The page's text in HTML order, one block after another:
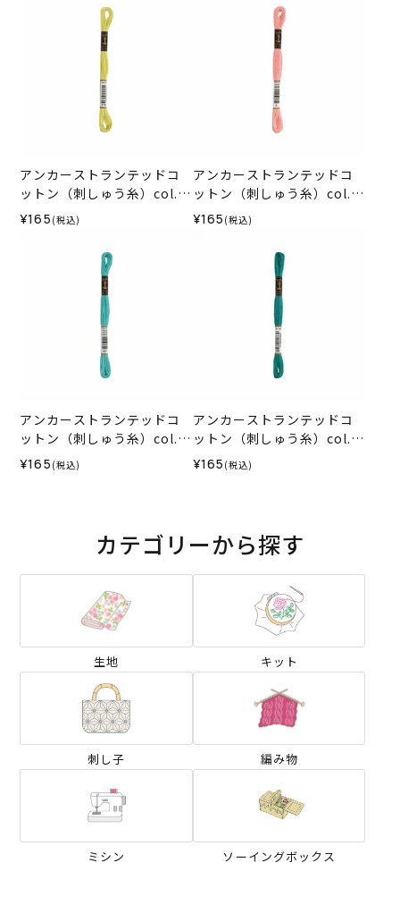
アンカーストランテッドコ
ットン（刺しゅう糸）col.0
278
¥165 (税込)
アンカーストランテッドコ
ットン（刺しゅう糸）col.0
008
¥165 (税込)
アンカーストランテッドコ
ットン（刺しゅう糸）col.0
187
¥165 (税込)
アンカーストランテッドコ
ットン（刺しゅう糸）col.0
189
¥165 (税込)
カテゴリーから探す
生地 キット
刺し子 編み物
ミシン ソーイングボックス